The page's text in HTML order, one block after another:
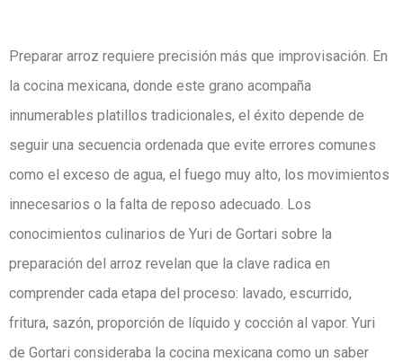
Preparar arroz requiere precisión más que improvisación. En
la cocina mexicana, donde este grano acompaña
innumerables platillos tradicionales, el éxito depende de
seguir una secuencia ordenada que evite errores comunes
como el exceso de agua, el fuego muy alto, los movimientos
innecesarios o la falta de reposo adecuado. Los
conocimientos culinarios de Yuri de Gortari sobre la
preparación del arroz revelan que la clave radica en
comprender cada etapa del proceso: lavado, escurrido,
fritura, sazón, proporción de líquido y cocción al vapor. Yuri
de Gortari consideraba la cocina mexicana como un saber